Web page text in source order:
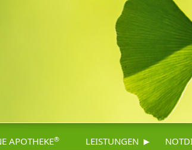
APOTHEKE® LEISTUNGEN ▸